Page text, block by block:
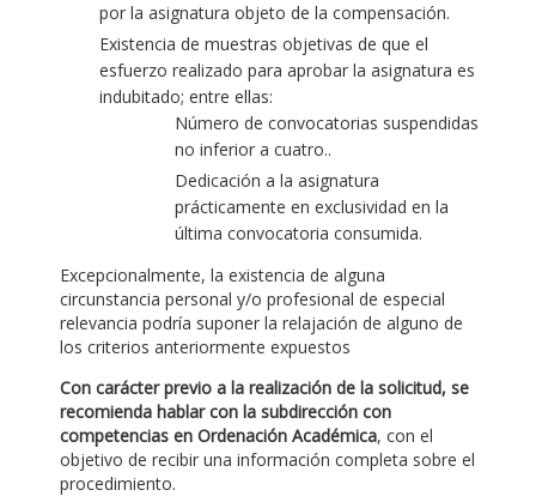
por la asignatura objeto de la compensación.
Existencia de muestras objetivas de que el
esfuerzo realizado para aprobar la asignatura es
indubitado; entre ellas:
Número de convocatorias suspendidas
no inferior a cuatro..
Dedicación a la asignatura
prácticamente en exclusividad en la
última convocatoria consumida.
Excepcionalmente, la existencia de alguna
circunstancia personal y/o profesional de especial
relevancia podría suponer la relajación de alguno de
los criterios anteriormente expuestos
Con carácter previo a la realización de la solicitud, se
recomienda hablar con la subdirección con
competencias en Ordenación Académica, con el
objetivo de recibir una información completa sobre el
procedimiento.